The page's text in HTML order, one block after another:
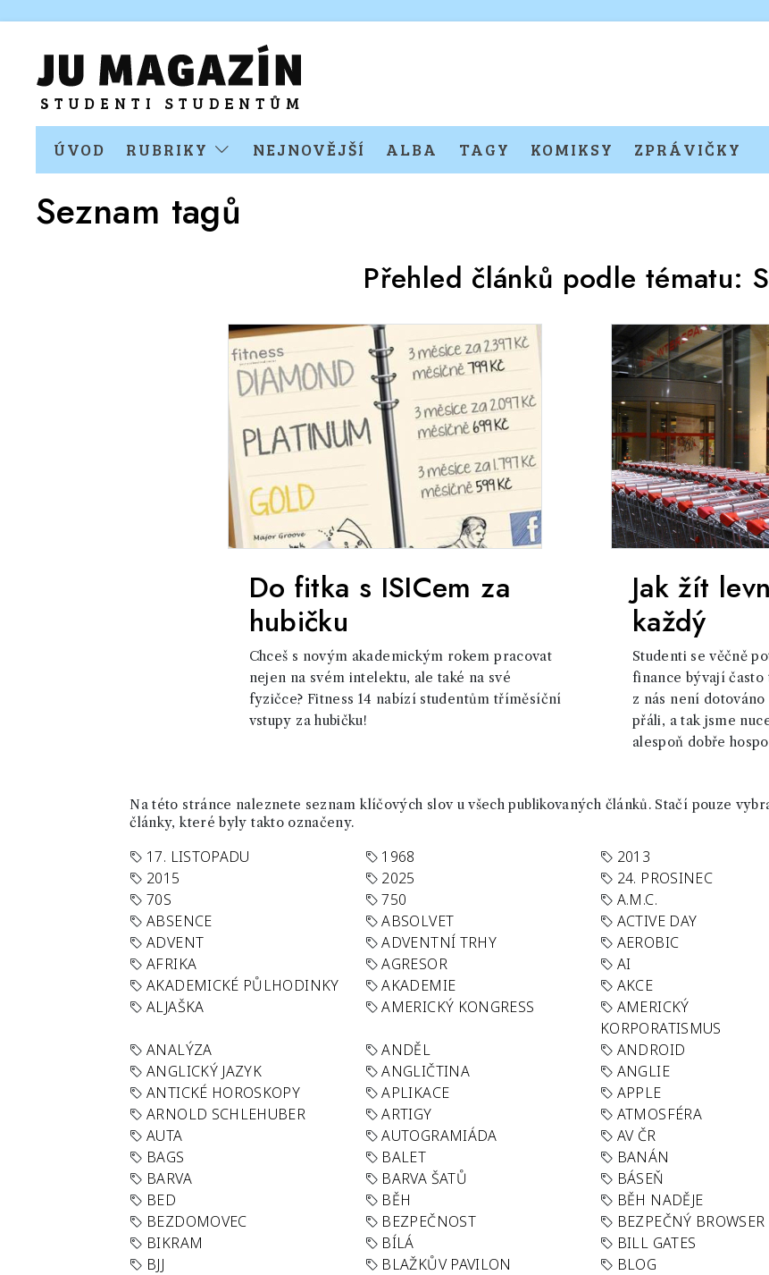
ÚVOD RUBRIKY NEJNOVĚJŠÍ ALBA TAGY KOMIKSY ZPRÁVIČKY
Seznam tagů
Přehled článků podle tématu:
Do fitka s ISICem za
hubičku
Chceš s novým akademickým rokem pracovat
nejen na svém intelektu, ale také na své
fyzičce? Fitness 14 nabízí studentům tříměsíční
vstupy za hubičku!
Jak žít
každý
Studenti se věčně
finance bývají
z nás není
přáli, a tak jsme
alespoň dobře
Na této stránce naleznete seznam klíčových slov u všech publikovaných článků. Stačí pouze
články, které byly takto označeny.
17. LISTOPADU 1968 2013
2015
2025 24. PROSINEC
70S
750 A.M.C.
ABSENCE
ABSOLVET ACTIVE DAY
ADVENT
ADVENTNÍ TRHY AEROBIC
AFRIKA
AGRESOR AI
AKADEMICKÉ PŮLHODINKY
AKADEMIE AKCE
ALJAŠKA
AMERICKÝ KONGRESS
AMERICKÝ
KORPORATISMUS
ANALÝZA ANDĚL ANDROID
ANGLICKÝ JAZYK
ANGLIČTINA ANGLIE
ANTICKÉ HOROSKOPY
APLIKACE APPLE
ARNOLD SCHLEHUBER
ARTIGY ATMOSFÉRA
AUTA
AUTOGRAMIÁDA AV ČR
BAGS
BALET BANÁN
BARVA
BARVA ŠATŮ BÁSEŇ
BED
BĚH BĚH NADĚJE
BEZDOMOVEC
BEZPEČNOST BEZPEČNÝ BROWSER
BIKRAM
BÍLÁ BILL GATES
BJJ
BLAŽKŮV PAVILON BLOG